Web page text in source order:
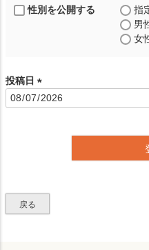
性別を公開する
指
男
女
投稿日
(
戻る